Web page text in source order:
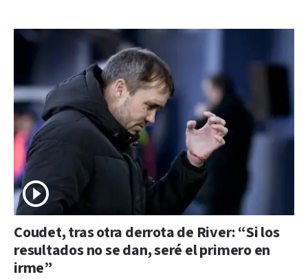
Coudet, tras otra derrota de River: “Si los
resultados no se dan, seré el primero en
irme”